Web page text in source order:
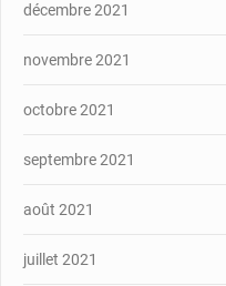
décembre 2021
novembre 2021
octobre 2021
septembre 2021
août 2021
juillet 2021